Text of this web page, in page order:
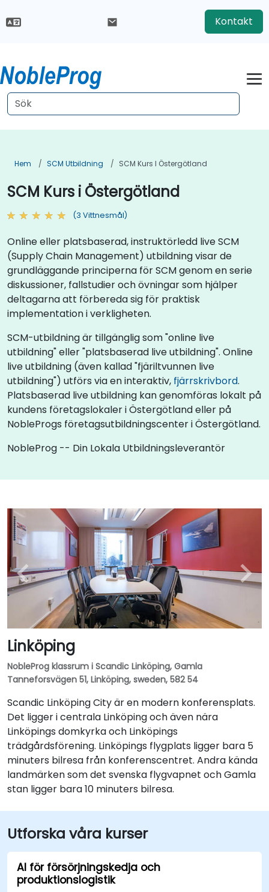
Kontakt
Hem SCM Utbildning SCM Kurs I Östergötland
SCM Kurs i Östergötland
(3 Vittnesmål)
Online eller platsbaserad, instruktörledd live SCM
(Supply Chain Management) utbildning visar de
grundläggande principerna för SCM genom en serie
diskussioner, fallstudier och övningar som hjälper
deltagarna att förbereda sig för praktisk
implementation i verkligheten.
SCM-utbildning är tillgänglig som "online live
utbildning" eller "platsbaserad live utbildning". Online
live utbildning (även kallad "fjäriltvunnen live
utbildning") utförs via en interaktiv, fjärrskrivbord.
Platsbaserad live utbildning kan genomföras lokalt på
kundens företagslokaler i Östergötland eller på
NobleProgs företagsutbildningscenter i Östergötland.
NobleProg -- Din Lokala Utbildningsleverantör
Linköping
NobleProg klassrum i Scandic Linköping, Gamla
Tanneforsvägen 51, Linköping, sweden, 582 54
Scandic Linköping City är en modern konferensplats.
Det ligger i centrala Linköping och även nära
Linköpings domkyrka och Linköpings
trädgårdsförening. Linköpings flygplats ligger bara 5
minuters bilresa från konferenscentret. Andra kända
landmärken som det svenska flygvapnet och Gamla
stan ligger bara 10 minuters bilresa.
Utforska våra kurser
AI för försörjningskedja och
produktionslogistik